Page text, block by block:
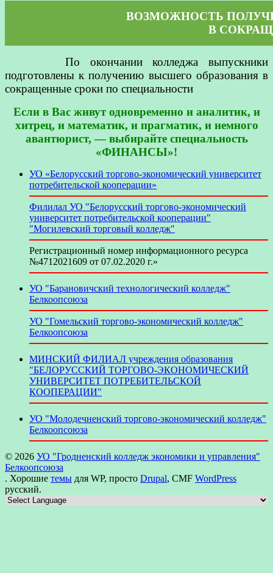
ВОЗМОЖНОСТЬ
В
По окончании колледжа выпускники
подготовлены к получению высшего образования в
сокращенные сроки по специальности
Если в Вас живут одновременно и аналитик, и
хитрец, и математик, и прагматик, и немного
авантюрист, — выбирайте специальность
«ФИНАНСЫ»!
УО «Белорусский торгово-экономический университет
потребительской кооперации»
Филилал УО "Белорусский торгово-экономический
университет потребительской кооперации"
"Могилевский торговый колледж"
Регистрационный номер информационного ресурса
№4712021609 от 07.02.2020 г.»
УО "Барановичский технологический колледж"
Белкоопсоюза
УО "Гомельский торгово-экономический колледж"
Белкоопсоюза
МИНСКИЙ ФИЛИАЛ учреждения образования
"БЕЛОРУССКИЙ ТОРГОВО-ЭКОНОМИЧЕСКИЙ
УНИВЕРСИТЕТ ПОТРЕБИТЕЛЬСКОЙ
КООПЕРАЦИИ"
УО "Молодечненский торгово-экономический колледж"
Белкоопсоюза
© 2026 УО "Гродненский колледж экономики и управления"
Белкоопсоюза
. Хорошие темы для WP, просто Drupal, CMF WordPress
русский.